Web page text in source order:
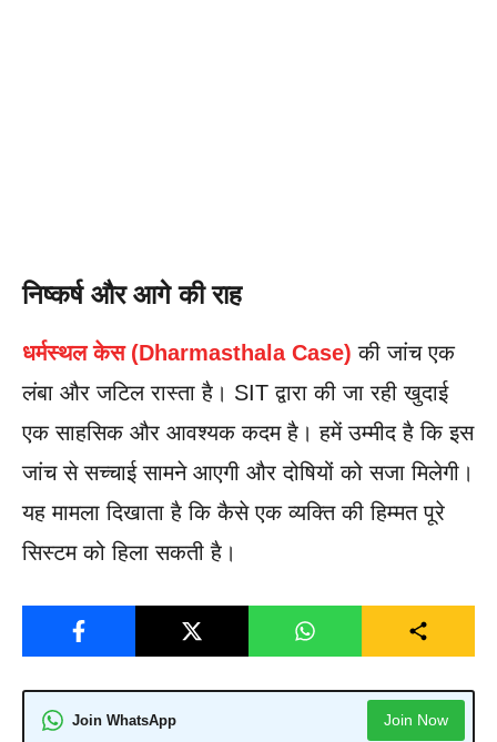
निष्कर्ष और आगे की राह
धर्मस्थल केस (Dharmasthala Case) की जांच एक
लंबा और जटिल रास्ता है। SIT द्वारा की जा रही खुदाई
एक साहसिक और आवश्यक कदम है। हमें उम्मीद है कि इस
जांच से सच्चाई सामने आएगी और दोषियों को सजा मिलेगी।
यह मामला दिखाता है कि कैसे एक व्यक्ति की हिम्मत पूरे
सिस्टम को हिला सकती है।
Join WhatsApp Join Now